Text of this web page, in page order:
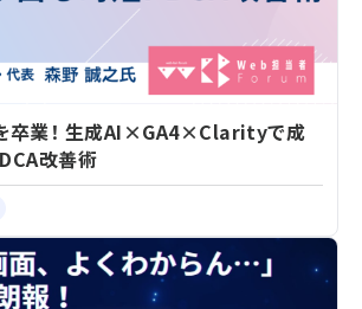
卒業！ 生成AI×GA4×Clarityで成
改善術